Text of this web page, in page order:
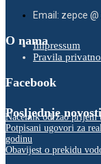
Email: zepce
O namaImpressum
Pravila
Facebook
Posljednje novosti
Načelnik održao prijem
Potpisani ugovori za
godinu
Obavijest o prekidu